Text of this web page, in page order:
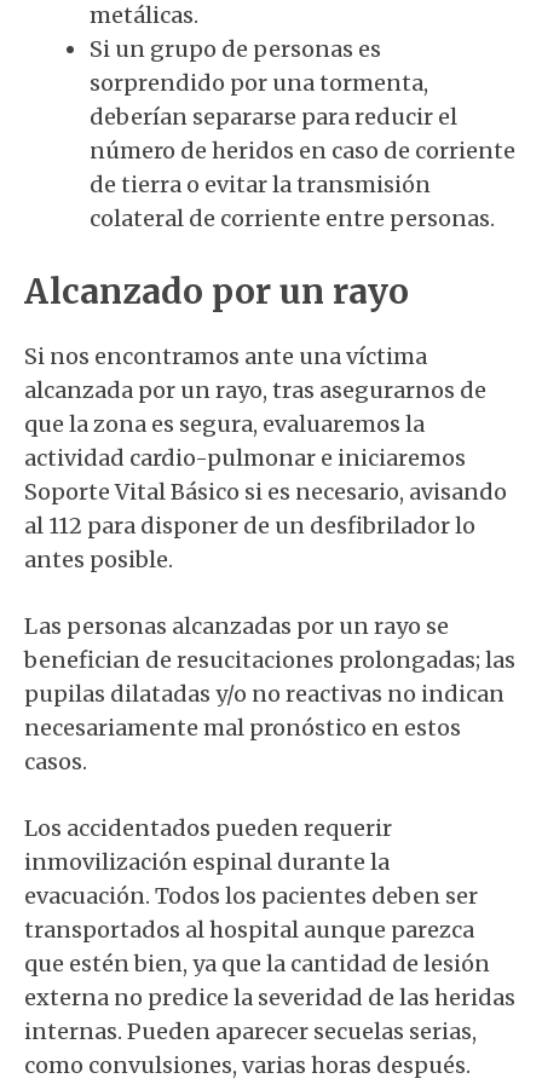
metálicas.
Si un grupo de personas es
sorprendido por una tormenta,
deberían separarse para reducir el
número de heridos en caso de corriente
de tierra o evitar la transmisión
colateral de corriente entre personas.
Alcanzado por un rayo
Si nos encontramos ante una víctima
alcanzada por un rayo, tras asegurarnos de
que la zona es segura, evaluaremos la
actividad cardio-pulmonar e iniciaremos
Soporte Vital Básico si es necesario, avisando
al 112 para disponer de un desfibrilador lo
antes posible.
Las personas alcanzadas por un rayo se
benefician de resucitaciones prolongadas; las
pupilas dilatadas y/o no reactivas no indican
necesariamente mal pronóstico en estos
casos.
Los accidentados pueden requerir
inmovilización espinal durante la
evacuación. Todos los pacientes deben ser
transportados al hospital aunque parezca
que estén bien, ya que la cantidad de lesión
externa no predice la severidad de las heridas
internas. Pueden aparecer secuelas serias,
como convulsiones, varias horas después.